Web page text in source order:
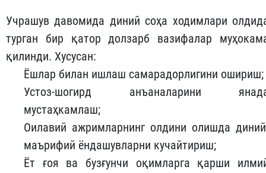
Учрашув давомида диний соҳа ходимлари
турган бир қатор долзарб вазифалар
қилинди. Хусусан:
Ёшлар билан ишлаш самарадорлигини ошириш;
Устоз-шогирд анъаналарини
мустаҳкамлаш;
Оилавий ажримларнинг олдини олишда
маърифий ёндашувларни кучайтириш;
Ёт ғоя ва бузғунчи оқимларга қарши